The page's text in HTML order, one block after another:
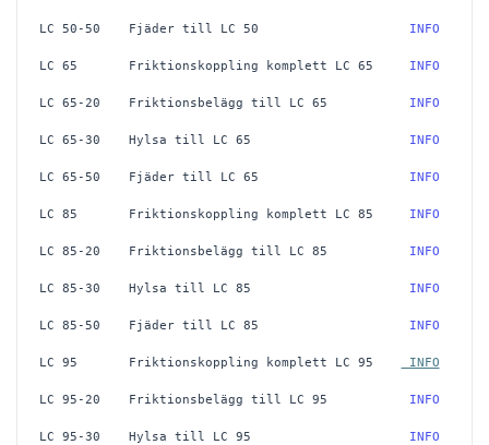
LC 50-50 Fjäder till LC 50 INFO
LC 65 Friktionskoppling komplett LC 65 INFO
LC 65-20 Friktionsbelägg till LC 65 INFO
LC 65-30 Hylsa till LC 65 INFO
LC 65-50 Fjäder till LC 65 INFO
LC 85 Friktionskoppling komplett LC 85 INFO
LC 85-20 Friktionsbelägg till LC 85 INFO
LC 85-30 Hylsa till LC 85 INFO
LC 85-50 Fjäder till LC 85 INFO
LC 95 Friktionskoppling komplett LC 95 INFO
LC 95-20 Friktionsbelägg till LC 95 INFO
LC 95-30 Hylsa till LC 95 INFO